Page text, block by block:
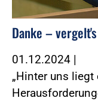
Danke –
01.12.2024 |
„Hinter uns liegt